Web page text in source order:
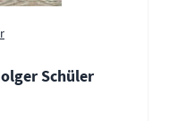
Schüler